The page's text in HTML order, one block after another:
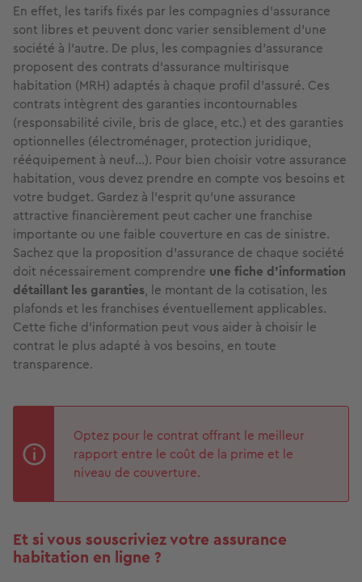
En effet, les tarifs fixés par les compagnies d'assurance
sont libres et peuvent donc varier sensiblement d'une
société à l’autre. De plus, les compagnies d’assurance
proposent des contrats d’assurance multirisque
habitation (MRH) adaptés à chaque profil d'assuré. Ces
contrats intègrent des garanties incontournables
(responsabilité civile, bris de glace, etc.) et des garanties
optionnelles (électroménager, protection juridique,
rééquipement à neuf...). Pour bien choisir votre assurance
habitation, vous devez prendre en compte vos besoins et
votre budget. Gardez à l’esprit qu’une assurance
attractive financièrement peut cacher une franchise
importante ou une faible couverture en cas de sinistre.
Sachez que la proposition d’assurance de chaque société
doit nécessairement comprendre une fiche d'information
détaillant les garanties, le montant de la cotisation, les
plafonds et les franchises éventuellement applicables.
Cette fiche d’information peut vous aider à choisir le
contrat le plus adapté à vos besoins, en toute
transparence.
Optez pour le contrat offrant le meilleur
rapport entre le coût de la prime et le
niveau de couverture.
Et si vous souscriviez votre assurance
habitation en ligne ?